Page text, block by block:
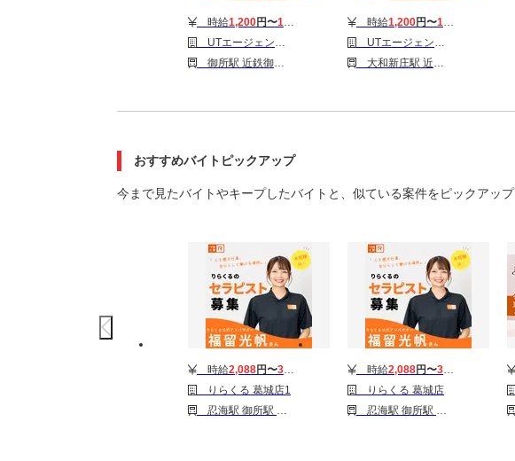
時給1,200円〜1,700
UTエージェント株式会社 東海第一CU_御所市
御所駅 近鉄御所駅 忍海駅
時給1,200円〜1,700
UTエージェント株式会社 東海第一CU_葛城市
大和新庄駅 近鉄新庄駅 忍海駅
おすすめバイトピックアップ
今まで見たバイトやキープしたバイトと、似ている案件をピックアップ
時給2,088円〜3,510
りらくる 葛城店1
忍海駅 御所駅 大和新庄駅
時給2,088円〜3,510
りらくる 葛城店
忍海駅 御所駅 大和新庄駅